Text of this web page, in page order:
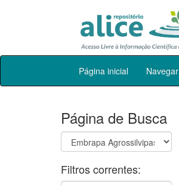
Skip
Página inicial Navegar
Página de Busca
Filtros correntes: